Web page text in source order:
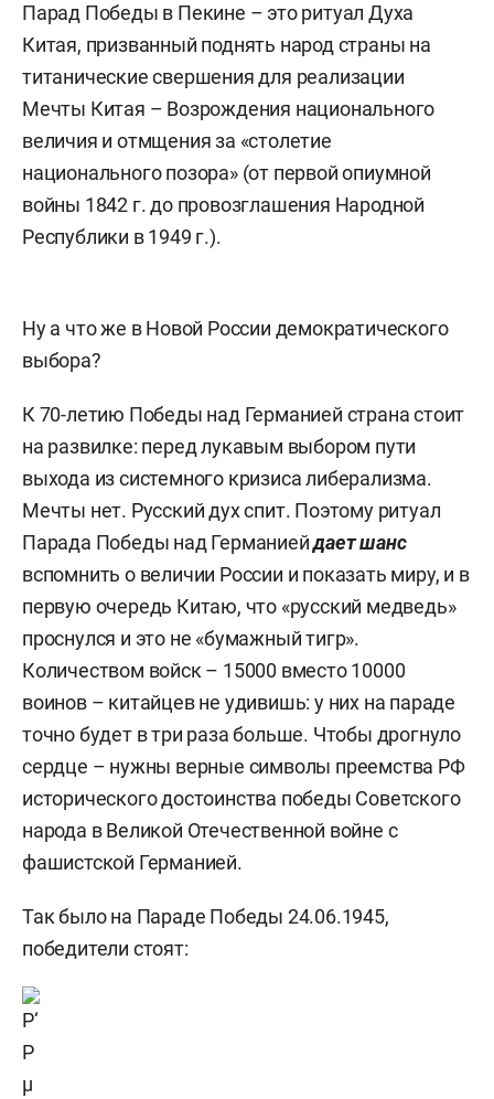
Парад Победы в Пекине – это ритуал Духа
Китая, призванный поднять народ страны на
титанические свершения для реализации
Мечты Китая – Возрождения национального
величия и отмщения за «столетие
национального позора» (от первой опиумной
войны 1842 г. до провозглашения Народной
Республики в 1949 г.).
Ну а что же в Новой России демократического
выбора?
К 70-летию Победы над Германией страна стоит
на развилке: перед лукавым выбором пути
выхода из системного кризиса либерализма.
Мечты нет. Русский дух спит. Поэтому ритуал
Парада Победы над Германиейдает шанс
вспомнить о величии России и показать миру, и в
первую очередь Китаю, что «русский медведь»
проснулся и это не «бумажный тигр».
Количеством войск – 15000 вместо 10000
воинов – китайцев не удивишь: у них на параде
точно будет в три раза больше. Чтобы дрогнуло
сердце – нужны верные символы преемства РФ
исторического достоинства победы Советского
народа в Великой Отечественной войне с
фашистской Германией.
Так было на Параде Победы 24.06.1945,
победители стоят: